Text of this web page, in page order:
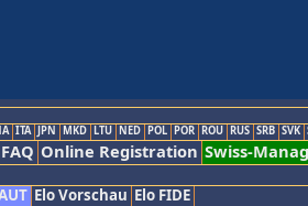
ITA JPN MKD LTU NED POL POR ROU RUS SRB SVK
FAQ Online Registration Swiss-
Elo Vorschau Elo FIDE